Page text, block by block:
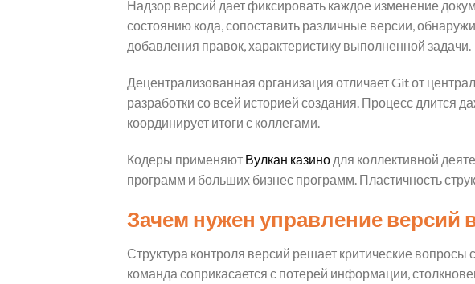
Надзор версий дает фиксировать каждое изменение
состоянию кода, сопоставить различные версии,
добавления правок, характеристику выполненной задачи.
Децентрализованная организация отличает Git от
разработки со всей историей создания. Процесс длится
координирует итоги с коллегами.
Кодеры применяют Вулкан казинодля коллективной
программ и больших бизнес программ. Пластичность
Зачем нужен управление версий
Структура контроля версий решает критические
команда соприкасается с потерей информации,